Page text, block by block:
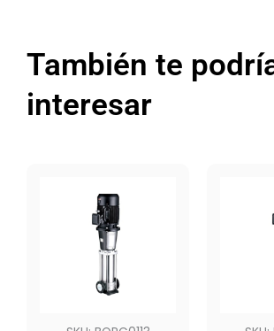
También te
interesar